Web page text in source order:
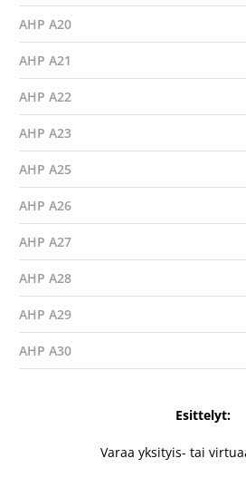
AHP A20
AHP A21
AHP A22
AHP A23
AHP A25
AHP A26
AHP A27
AHP A28
AHP A29
AHP A30
Esittelyt:
Varaa yksityis- tai